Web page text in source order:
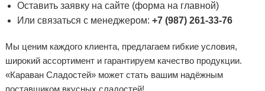
Оставить заявку на сайте (форма на главной)
Или связаться с менеджером: +7 (987) 261-33-76
Мы ценим каждого клиента, предлагаем гибкие условия,
широкий ассортимент и гарантируем качество продукции.
«Караван Сладостей» может стать вашим надёжным